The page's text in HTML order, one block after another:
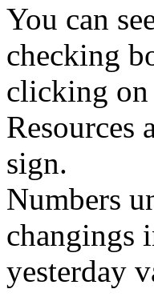
You can
checking
clicking on
Resources
sign.
Numbers
changings
yesterday